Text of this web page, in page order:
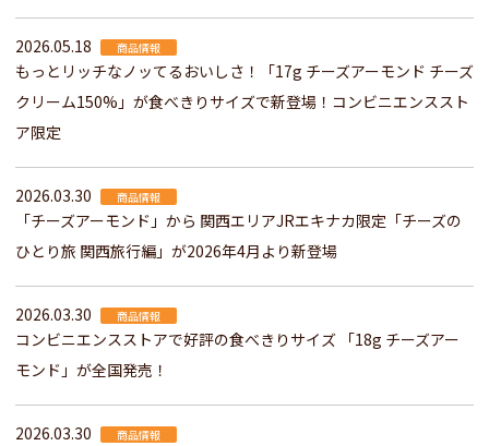
2026.05.18 商品情報
もっとリッチなノッてるおいしさ！「17g チーズアーモンド チーズ
クリーム150%」が食べきりサイズで新登場！コンビニエンススト
ア限定
2026.03.30 商品情報
「チーズアーモンド」から 関西エリアJRエキナカ限定「チーズの
ひとり旅 関西旅行編」が2026年4月より新登場
2026.03.30 商品情報
コンビニエンスストアで好評の食べきりサイズ 「18g チーズアー
モンド」が全国発売！
2026.03.30 商品情報